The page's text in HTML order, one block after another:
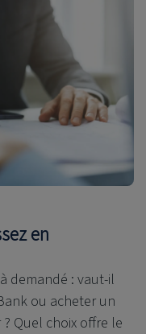
en
demandé : vaut-il
ou acheter un
Quel choix offre le